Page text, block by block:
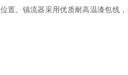
。镇流器采用优质耐高温漆包线